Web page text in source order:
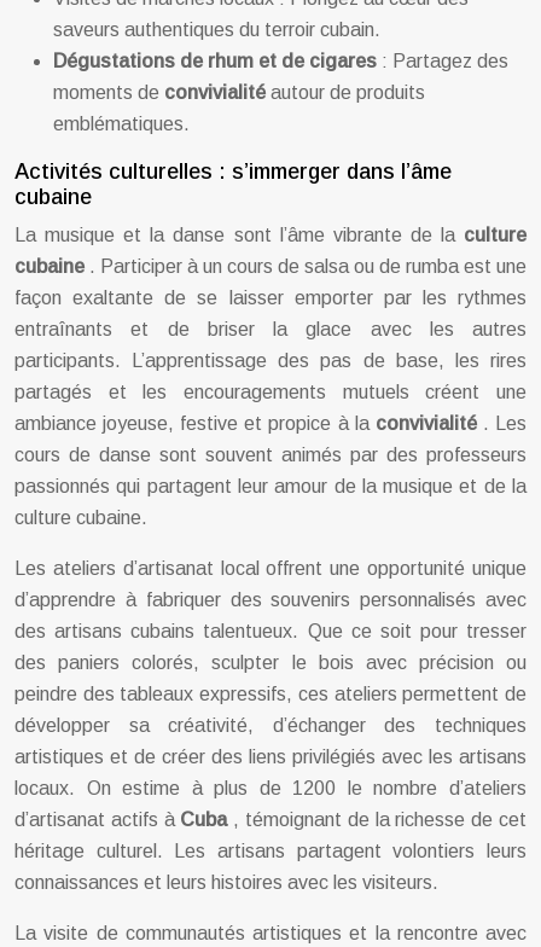
saveurs authentiques du terroir cubain.
Dégustations de rhum et de cigares : Partagez des
moments de convivialité autour de produits
emblématiques.
Activités culturelles : s’immerger dans l’âme
cubaine
La musique et la danse sont l’âme vibrante de la culture
cubaine . Participer à un cours de salsa ou de rumba est une
façon exaltante de se laisser emporter par les rythmes
entraînants et de briser la glace avec les autres
participants. L’apprentissage des pas de base, les rires
partagés et les encouragements mutuels créent une
ambiance joyeuse, festive et propice à la convivialité . Les
cours de danse sont souvent animés par des professeurs
passionnés qui partagent leur amour de la musique et de la
culture cubaine.
Les ateliers d’artisanat local offrent une opportunité unique
d’apprendre à fabriquer des souvenirs personnalisés avec
des artisans cubains talentueux. Que ce soit pour tresser
des paniers colorés, sculpter le bois avec précision ou
peindre des tableaux expressifs, ces ateliers permettent de
développer sa créativité, d’échanger des techniques
artistiques et de créer des liens privilégiés avec les artisans
locaux. On estime à plus de 1200 le nombre d’ateliers
d’artisanat actifs à Cuba , témoignant de la richesse de cet
héritage culturel. Les artisans partagent volontiers leurs
connaissances et leurs histoires avec les visiteurs.
La visite de communautés artistiques et la rencontre avec